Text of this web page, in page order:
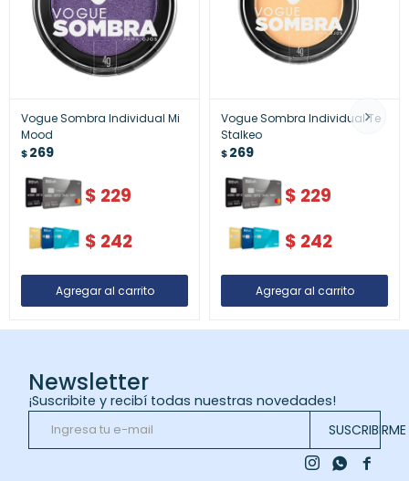
Vogue Sombra Individual Mi
Mood
$269
$ 229
$ 242
Vogue Sombra Individual Te
Stalkeo
$269
$ 229
$ 242
Newsletter
¡Suscribite y recibí todas nuestras novedades!
SUSCRIBIRME

 